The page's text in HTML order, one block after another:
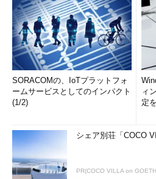
SORACOMの、IoTプラットフォ
ームサービスとしてのインパクト
(1/2)
ィ
定
シェア別荘「COCO
PR(COCO VILLA on